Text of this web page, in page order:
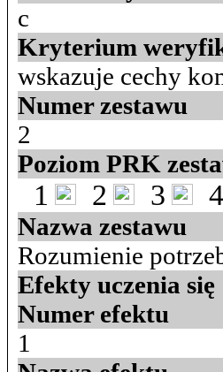
c
Kryterium
wskazuje cechy
Numer zestawu
2
Poziom PRK
1 2 3 4
Nazwa zestawu
Rozumienie
Efekty uczenia się
Numer efektu
1